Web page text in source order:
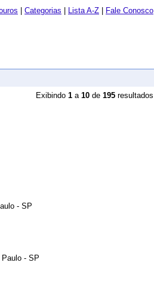
Categorias Lista A-Z Fale Conosco
Exibindo 1 a 10 de 195 resultados
- SP
- SP